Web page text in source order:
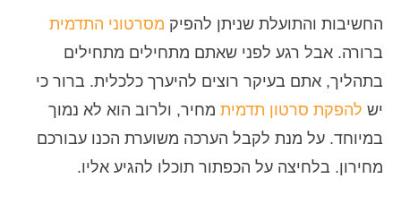
החשיבות והתועלת שניתן להפיק מסרטוני התדמית
ברורה. אבל רגע לפני שאתם מתחילים מתחילים
בתהליך, אתם בעיקר רוצים להיערך כלכלית. ברור כי
יש להפקת סרטון תדמית מחיר, ולרוב הוא לא נמוך
במיוחד. על מנת לקבל הערכה משוערת הכנו עבורכם
מחירון. בלחיצה על הכפתור תוכלו להגיע אליו.